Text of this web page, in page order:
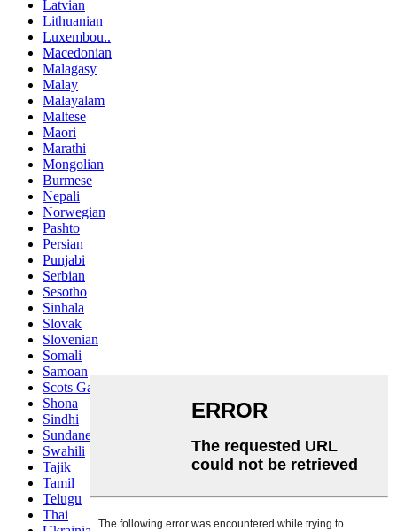
Latvian
Lithuanian
Luxembou..
Macedonian
Malagasy
Malay
Malayalam
Maltese
Maori
Marathi
Mongolian
Burmese
Nepali
Norwegian
Pashto
Persian
Punjabi
Serbian
Sesotho
Sinhala
Slovak
Slovenian
Somali
Samoan
Scots Gaelic
Shona
Sindhi
Sundanese
Swahili
Tajik
Tamil
Telugu
Thai